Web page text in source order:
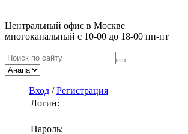
Центральный офис в Москве
многоканальный с 10-00 до 18-00 пн-пт
Вход /Регистрация
Логин:
Пароль: